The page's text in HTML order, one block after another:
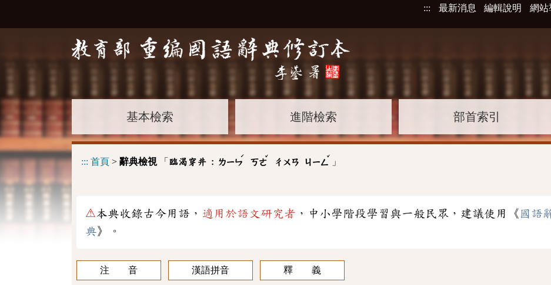
::: 最新消息 編輯說明 網站
基本檢索 進階檢索 部首索引
::: 首頁 > 辭典檢視「 臨渴穿井 : ㄌㄧㄣ
ˊ
ㄎㄜ
ˇ
ㄔㄨㄢ ㄐㄧㄥ
ˇ
」
⚠本典收錄古今用語， 適用於語文研究者 ，中小學階段學習與一般民眾，建議使用《 國語
典》。
注 音 漢語拼音 釋 義